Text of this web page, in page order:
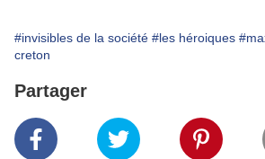
#invisibles de la société #les héroiques
creton
Partager